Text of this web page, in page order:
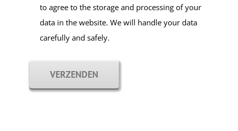
to agree to the storage and processing of your
data in the website. We will handle your data
carefully and safely.
VERZENDEN